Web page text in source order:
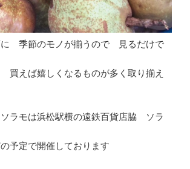
に 季節のモノが揃うので 見るだけで
えば嬉しくなるものが多く取り揃え
ラモは浜松駅横の遠鉄百貨店脇 ソラ
予定で開催しております